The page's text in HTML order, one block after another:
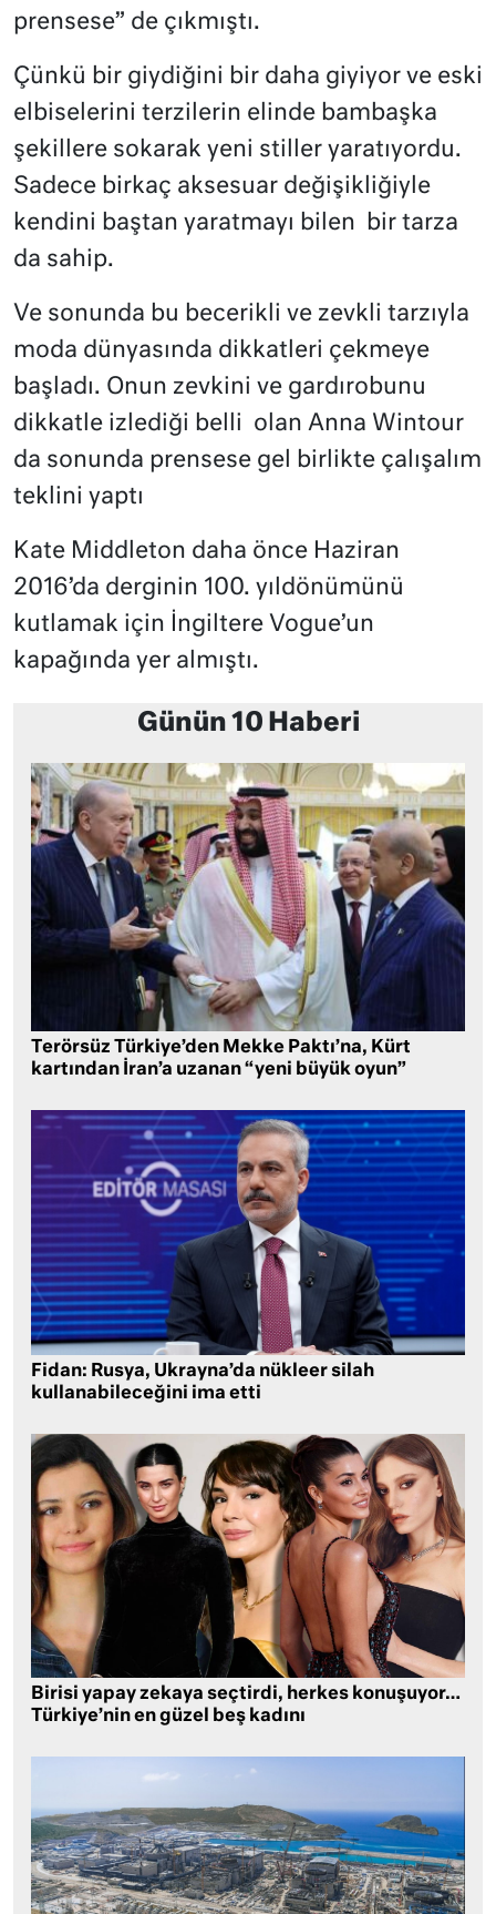
prensese” de çıkmıştı.
Çünkü bir giydiğini bir daha giyiyor ve eski
elbiselerini terzilerin elinde bambaşka
şekillere sokarak yeni stiller yaratıyordu.
Sadece birkaç aksesuar değişikliğiyle
kendini baştan yaratmayı bilen bir tarza
da sahip.
Ve sonunda bu becerikli ve zevkli tarzıyla
moda dünyasında dikkatleri çekmeye
başladı. Onun zevkini ve gardırobunu
dikkatle izlediği belli
olan Anna Wintour
da sonunda prensese gel birlikte çalışalım
teklini yaptı
Kate Middleton daha önce Haziran
2016’da derginin 100. yıldönümünü
kutlamak için İngiltere Vogue’un
kapağında yer almıştı.
Günün 10 Haberi
Terörsüz Türkiye’den Mekke Paktı’na, Kürt
kartından İran’a uzanan “yeni büyük oyun”
Fidan: Rusya, Ukrayna’da nükleer silah
kullanabileceğini ima etti
Birisi yapay zekaya seçtirdi, herkes konuşuyor…
Türkiye’nin en güzel beş kadını